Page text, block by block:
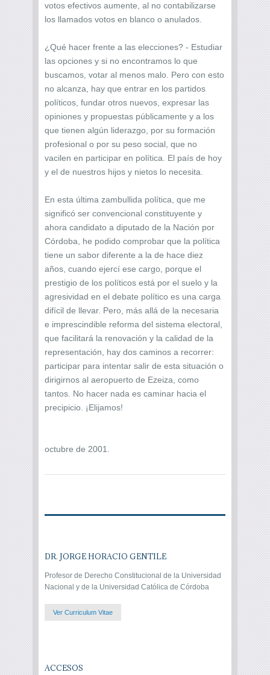
votos efectivos aumente, al no contabilizarse
los llamados votos en blanco o anulados.
¿Qué hacer frente a las elecciones? - Estudiar
las opciones y si no encontramos lo que
buscamos, votar al menos malo. Pero con esto
no alcanza, hay que entrar en los partidos
políticos, fundar otros nuevos, expresar las
opiniones y propuestas públicamente y a los
que tienen algún liderazgo, por su formación
profesional o por su peso social, que no
vacilen en participar en política. El país de hoy
y el de nuestros hijos y nietos lo necesita.
En esta última zambullida política, que me
significó ser convencional constituyente y
ahora candidato a diputado de la Nación por
Córdoba, he podido comprobar que la política
tiene un sabor diferente a la de hace diez
años, cuando ejercí ese cargo, porque el
prestigio de los políticos está por el suelo y la
agresividad en el debate político es una carga
difícil de llevar. Pero, más allá de la necesaria
e imprescindible reforma del sistema electoral,
que facilitará la renovación y la calidad de la
representación, hay dos caminos a recorrer:
participar para intentar salir de esta situación o
dirigirnos al aeropuerto de Ezeiza, como
tantos. No hacer nada es caminar hacia el
precipicio. ¡Elijamos!
octubre de 2001.
DR. JORGE HORACIO GENTILE
Profesor de Derecho Constitucional de la Universidad
Nacional y de la Universidad Católica de Córdoba
Ver Curriculum Vitae
ACCESOS